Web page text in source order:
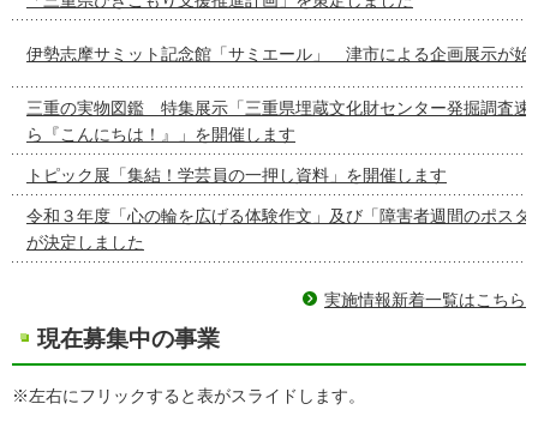
伊勢志摩サミット記念館「サミエール」 津市による企画展示が始
三重の実物図鑑 特集展示「三重県埋蔵文化財センター発掘調査
ら『こんにちは！』」を開催します
トピック展「集結！学芸員の一押し資料」を開催します
令和３年度「心の輪を広げる体験作文」及び「障害者週間のポスタ
が決定しました
実施情報新着一覧はこちら
現在募集中の事業
※左右にフリックすると表がスライドします。